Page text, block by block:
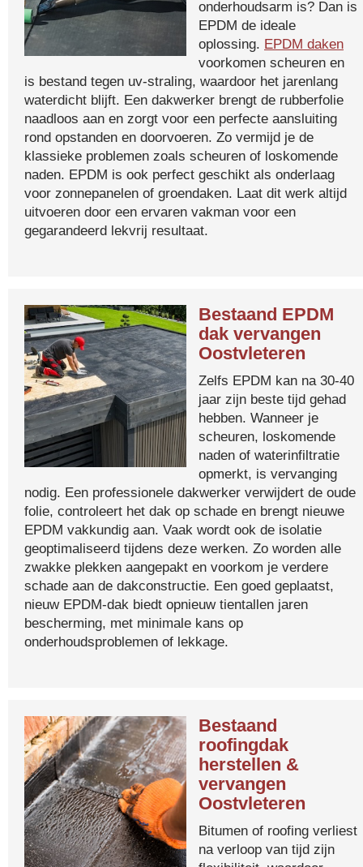
onderhoudsarm is? Dan is
EPDM de ideale
oplossing. EPDM daken
voorkomen scheuren en
is bestand tegen uv-straling, waardoor het jarenlang
waterdicht blijft. Een dakwerker brengt de rubberfolie
naadloos aan en zorgt voor een perfecte aansluiting
rond opstanden en doorvoeren. Zo vermijd je de
klassieke problemen zoals scheuren of loskomende
naden. EPDM is ook perfect geschikt als onderlaag
voor zonnepanelen of groendaken. Laat dit werk altijd
uitvoeren door een ervaren vakman voor een
gegarandeerd lekvrij resultaat.
Bestaand EPDM
dak vervangen
Oostvleteren
Zelfs EPDM kan na 30-40
jaar zijn beste tijd gehad
hebben. Wanneer je
scheuren, loskomende
naden of waterinfiltratie
opmerkt, is vervanging
nodig. Een professionele dakwerker verwijdert de oude
folie, controleert het dak op schade en brengt nieuwe
EPDM vakkundig aan. Vaak wordt ook de isolatie
geoptimaliseerd tijdens deze werken. Zo worden alle
zwakke plekken aangepakt en voorkom je verdere
schade aan de dakconstructie. Een goed geplaatst,
nieuw EPDM-dak biedt opnieuw tientallen jaren
bescherming, met minimale kans op
onderhoudsproblemen of lekkage.
Bestaand
roofingdak
herstellen &
vervangen
Oostvleteren
Bitumen of roofing verliest
na verloop van tijd zijn